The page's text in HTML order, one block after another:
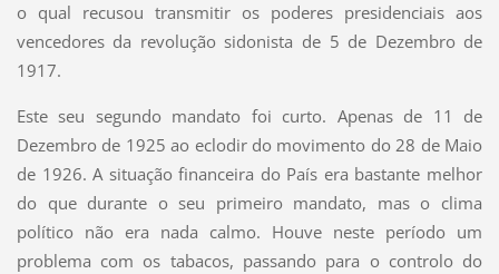
o qual recusou transmitir os poderes presidenciais aos
vencedores da revolução sidonista de 5 de Dezembro de
1917.
Este seu segundo mandato foi curto. Apenas de 11 de
Dezembro de 1925 ao eclodir do movimento do 28 de Maio
de 1926. A situação financeira do País era bastante melhor
do que durante o seu primeiro mandato, mas o clima
político não era nada calmo. Houve neste período um
problema com os tabacos, passando para o controlo do